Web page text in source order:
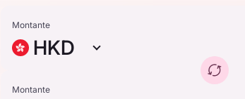
Montante
HKD
Montante